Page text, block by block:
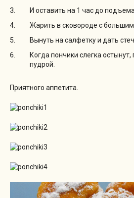
И оставить на 1 час до
Жарить в сковороде с
Вынуть на салфетку и дать
Когда пончики слегка
пудрой.
Приятного аппетита.